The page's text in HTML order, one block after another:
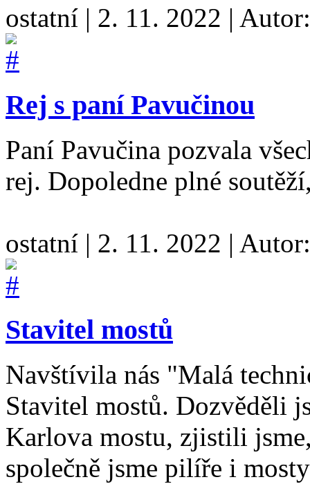
ostatní | 2. 11. 2022 |
Rej s paní Pavučinou
Paní Pavučina pozvala
rej. Dopoledne plné
ostatní | 2. 11. 2022 |
Stavitel mostů
Navštívila nás "Malá
Stavitel mostů. Dozvěděli
Karlova mostu, zjistili
společně jsme pilíře i